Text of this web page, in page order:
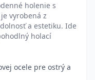
holenie s
vyrobená z
a estetiku. Ide
holací
ocele pre ostrý a